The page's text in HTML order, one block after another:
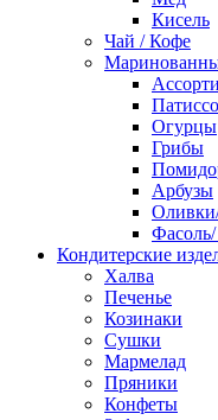
Кисель
Чай / Кофе
Огурцы
Грибы
Арбузы
Кондитерские
Халва
Печенье
Козинаки
Сушки
Мармелад
Пряники
Конфеты